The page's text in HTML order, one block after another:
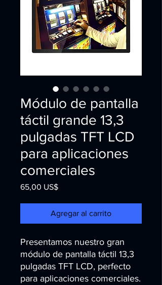
Módulo de pantalla
táctil grande 13,3
pulgadas TFT LCD
para aplicaciones
comerciales
65,00 US$Precio
Agregar al carrito
Presentamos nuestro gran
módulo de pantalla táctil 13,3
pulgadas TFT LCD, perfecto
para aplicaciones comerciales.